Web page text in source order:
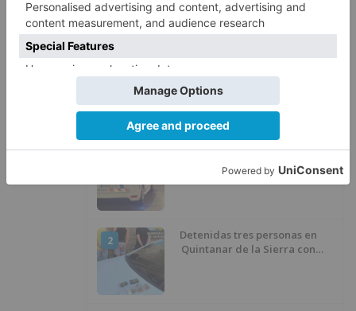
5
El PSOE advierte de que el
Ayuntamiento de Burgos ha
"vaciado la hucha" y depende
LO ÚLTIMO
Detienen a un joven de 27 años
por el robo de cableado y por
atentado contra los agentes
2
Detenidas tres personas en
Quintanar de la Sierra con